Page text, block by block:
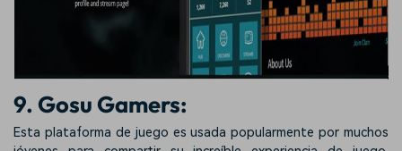
9. Gosu Gamers:
Esta plataforma de juego es usada popularmente por muchos